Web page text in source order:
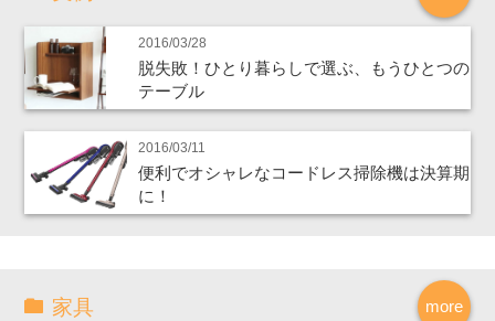
2016/03/28
脱失敗！ひとり暮らしで選ぶ、もうひとつの
テーブル
2016/03/11
便利でオシャレなコードレス掃除機は決算期
に！
more
家具